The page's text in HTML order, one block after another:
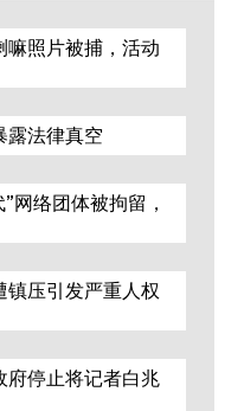
嘛照片被捕，活动
露法律真空
网络团体被拘留，
镇压引发严重人权
府停止将记者白兆